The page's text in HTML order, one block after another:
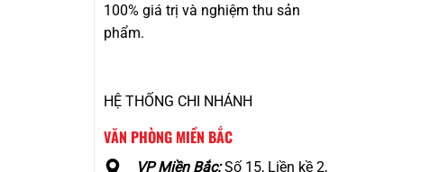
100% giá trị và nghiệm thu sản
phẩm.
HỆ THỐNG CHI NHÁNH
VĂN PHÒNG MIỀN BẮC
VP Miền Bắc:Số 15, Liền kề 2,